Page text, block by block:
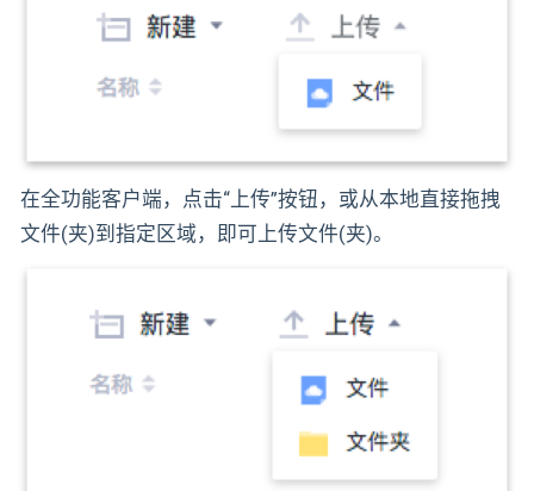
在全功能客户端，点击“上传”按钮，或从本地直接拖拽
文件(夹)到指定区域，即可上传文件(夹)。